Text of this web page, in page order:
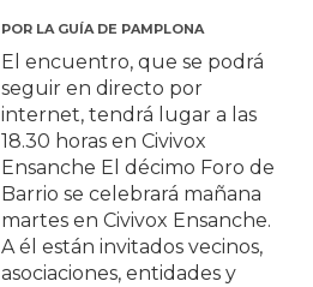
POR LA GUÍA DE PAMPLONA
El encuentro, que se podrá
seguir en directo por
internet, tendrá lugar a las
18.30 horas en Civivox
Ensanche El décimo Foro de
Barrio se celebrará mañana
martes en Civivox Ensanche.
A él están invitados vecinos,
asociaciones, entidades y